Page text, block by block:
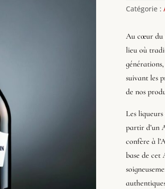
Catégorie :
Au cœur du
lieu où
suivant les
de nos
Les
partir d’un
confère à
base de cet